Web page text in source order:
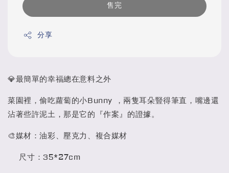
售完
分享
💎最簡單的幸福總在意料之外
菜園裡，偷吃蘿蔔的小Bunny ，兩隻耳朵豎得筆直，嘴邊還
沾著些許泥土，那是它的『作案』的證據。
🎨媒材：油彩、壓克力、複合媒材
尺寸：35*27cm